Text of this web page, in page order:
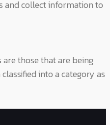
and collect information to
those that are being
into a category as